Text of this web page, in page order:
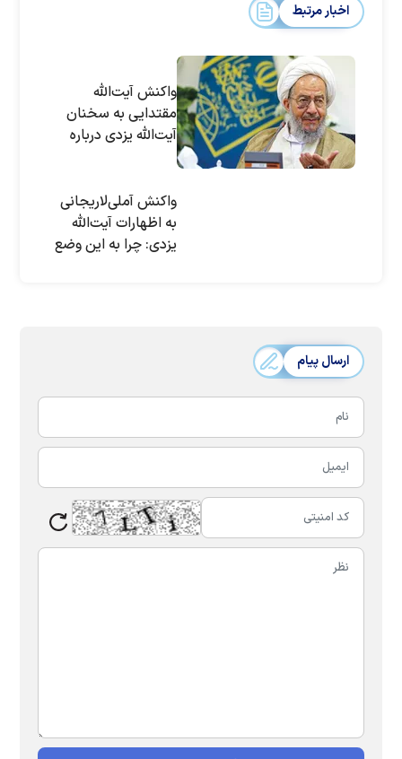
اخبار مرتبط
واکنش آیت‌الله
مقتدایی به سخنان
آیت‌الله یزدی درباره
واکنش آملی‌لاریجانی
به اظهارات آیت‌الله
یزدی: چرا به این وضع
آنها استفاده می‌کنید،
طبری رئیس دفتر من
معاون قالیباف چیزی
نمی‌گویید؟
ارسال پیام